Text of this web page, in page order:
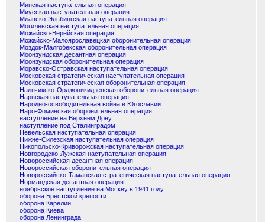
Минская наступательная операция
Миусская наступательная операция
Млавско-Эльбингская наступательная операция
Могилёвская наступательная операция
Можайско-Верейская операция
Можайско-Малоярославецкая оборонительная операция
Моздок-Малгобекская оборонительная операция
Моонзундская десантная операция
Моонзундская оборонительная операция
Моравско-Остравская наступательная операция
Московская стратегическая наступательная операция
Московская стратегическая оборонительная операция
Нальчикско-Орджоникидзевская оборонительная операция
Нарвская наступательная операция
Народно-освободительная война в Югославии
Наро-Фоминская оборонительная операция
наступление на Верхнем Дону
наступление под Сталинградом
Невельская наступательная операция
Нижне-Силезская наступательная операция
Никопольско-Криворожская наступательная операция
Новгородско-Лужская наступательная операция
Новороссийская десантная операция
Новороссийская оборонительная операция
Новороссийско-Таманская стратегическая наступательная операция
Нормандская десантная операция
ноябрьское наступление на Москву в 1941 году
оборона Брестской крепости
оборона Карелии
оборона Киева
оборона Ленинграда